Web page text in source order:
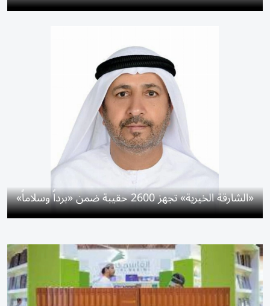
«الشارقة الخيرية» تجهز 2600 حقيبة ضمن «برداً وسلاماً»